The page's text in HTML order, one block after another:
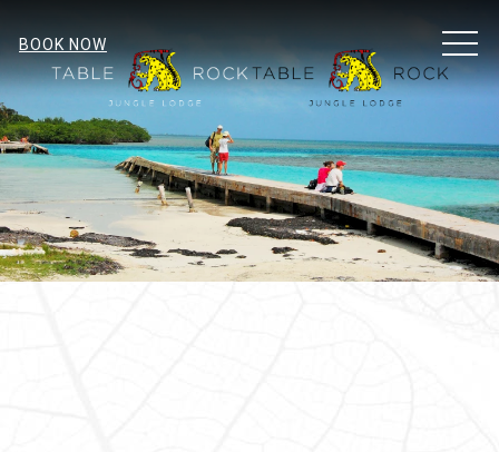
BOOK NOW